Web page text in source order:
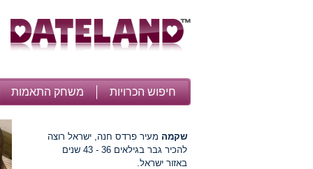
חיפוש הכרויות משחק התאמות
שקמה מעיר פרדס חנה, ישראל רוצה
להכיר גבר בגילאים 36 - 43 שנים
באזור ישראל.